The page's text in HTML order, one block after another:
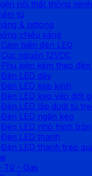
nội thất thông minh
tủ
& pittong
chiếu sáng
Cảm biến đèn LED
Cục nguồn 12VDC
Phụ kiện kèm theo đèn
Đèn LED dây
Đèn LED kẹp kính
Đèn LED kẹp vào đợt
Đèn LED lắp dưới tủ
Đèn LED ngăn kéo
Đèn LED nhỏ hình
Đèn LED thanh
Đèn LED thanh treo
Từ - Gas